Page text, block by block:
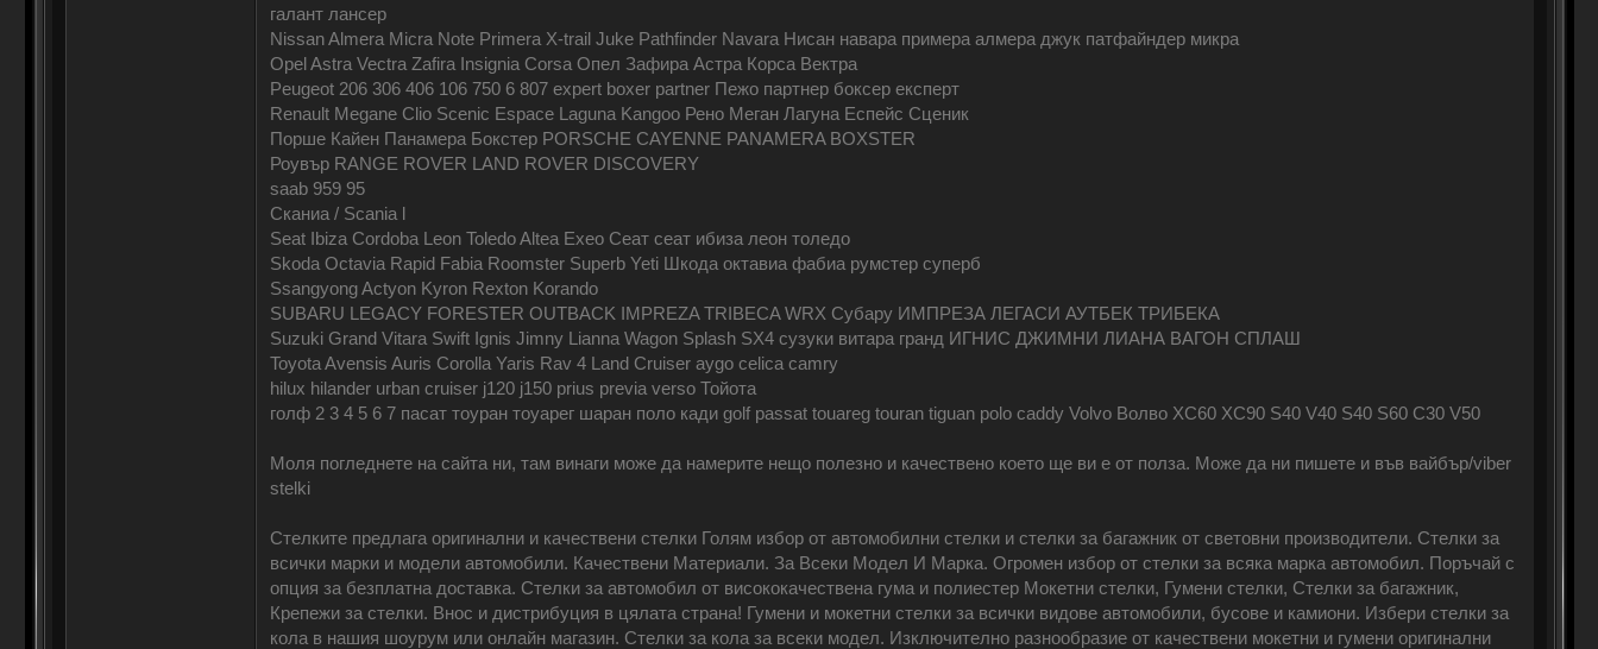
галант лансер
Nissan Almera Micra Note Primera X-trail Juke Pathfinder Navara Нисан навара примера алмера джук патфайндер микра
Opel Astra Vectra Zafira Insignia Corsa Опел Зафира Астра Корса Вектра
Peugeot 206 306 406 106 750 6 807 expert boxer partner Пежо партнер боксер експерт
Renault Megane Clio Scenic Espace Laguna Kangoo Рено Меган Лагуна Еспейс Сценик
Порше Кайен Панамера Бокстер PORSCHE CAYENNE PANAMERA BOXSTER
Роувър RANGE ROVER LAND ROVER DISCOVERY
saab 959 95
Сканиа / Scania l
Seat Ibiza Cordoba Leon Toledo Altea Exeo Сеат сеат ибиза леон толедо
Skoda Octavia Rapid Fabia Roomster Superb Yeti Шкода октавиа фабиа румстер суперб
Ssangyong Actyon Kyron Rexton Korando
SUBARU LEGACY FORESTER OUTBACK IMPREZA TRIBECA WRX Субару ИМПРЕЗА ЛЕГАСИ АУТБЕК ТРИБЕКА
Suzuki Grand Vitara Swift Ignis Jimny Lianna Wagon Splash SX4 сузуки витара гранд ИГНИС ДЖИМНИ ЛИАНА ВАГОН СПЛАШ
Toyota Avensis Auris Corolla Yaris Rav 4 Land Cruiser aygo celica camry
hilux hilander urban cruiser j120 j150 prius previa verso Тойота
голф 2 3 4 5 6 7 пасат тоуран тоуарег шаран поло кади golf passat touareg touran tiguan polo caddy Volvo Волво XC60 XC90 S40 V40 S40 S60 C30 V50
Моля погледнете на сайта ни, там винаги може да намерите нещо полезно и качествено което ще ви е от полза. Може да ни пишете и във вайбър/viber
stelki
Стелките предлага оригинални и качествени стелки Голям избор от автомобилни стелки и стелки за багажник от световни производители. Стелки за
всички марки и модели автомобили. Качествени Материали. За Всеки Модел И Марка. Огромен избор от стелки за всяка марка автомобил. Поръчай с
опция за безплатна доставка. Стелки за автомобил от висококачествена гума и полиестер Мокетни стелки, Гумени стелки, Стелки за багажник,
Крепежи за стелки. Внос и дистрибуция в цялата страна! Гумени и мокетни стелки за всички видове автомобили, бусове и камиони. Избери стелки за
кола в нашия шоурум или онлайн магазин. Стелки за кола за всеки модел. Изключително разнообразие от качествени мокетни и гумени оригинални